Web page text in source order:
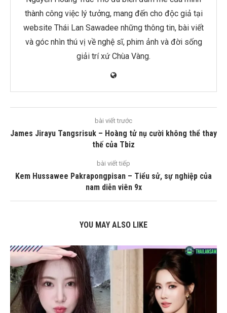
thành công việc lý tưởng, mang đến cho độc giả tại
website Thái Lan Sawadee những thông tin, bài viết
và góc nhìn thú vị về nghệ sĩ, phim ảnh và đời sống
giải trí xứ Chùa Vàng.
bài viết trước
James Jirayu Tangsrisuk – Hoàng tử nụ cười không thể thay
thế của Tbiz
bài viết tiếp
Kem Hussawee Pakrapongpisan – Tiểu sử, sự nghiệp của
nam diễn viên 9x
YOU MAY ALSO LIKE